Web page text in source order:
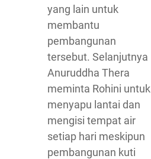
yang lain untuk
membantu
pembangunan
tersebut. Selanjutnya
Anuruddha Thera
meminta Rohini untuk
menyapu lantai dan
mengisi tempat air
setiap hari meskipun
pembangunan kuti